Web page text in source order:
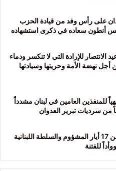
على رأس وفد من قيادة الحزب
أنطون سعاده في ذكرى استشهاده
في 8 تموز هو عيد الانتصار للإرادة التي لا تنكسر ودماء
نهضة الأمة وحريتها وسيادتها
للمنفذين العامين في لبنان مشدداً
من سرديات تبرير العدوان
“القومي”: “اتفاق الاطار” نسخة عن 17 أيار المشؤوم والسلطة اللبنانية
للفتنة